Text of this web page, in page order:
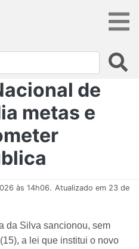
de
metas e
às 14h06. Atualizado em 23 de
da Silva sancionou, sem
a lei que institui o novo